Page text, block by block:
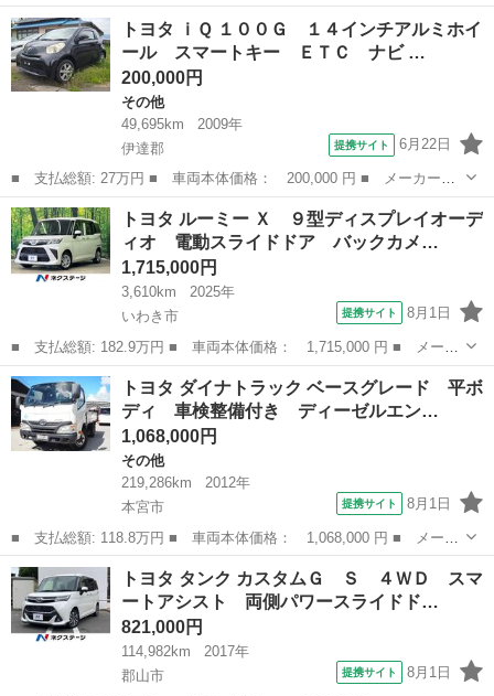
ー名： トヨタ ■ 車種名： アクア ■ グレード名： クロスオー
バー 純正ナビ バックカメラ フルセグＴＶ ビルトインＥＴＣ
Ｂｌｕｅ...
福島 郡山市 アクア
トヨタ ｉＱ １００Ｇ １４インチアルミホイ
ール スマートキー ＥＴＣ ナビ …
200,000円
その他
49,695km
2009年
伊達郡
提携サイト 6月22日
■ 支払総額: 27万円 ■ 車両本体価格： 200,000 円 ■ メーカー
名： トヨタ ■ 車種名： ｉＱ ■ グレード名： １００Ｇ １４
インチアルミホイール スマートキー ＥＴＣ ナビ ■ 排気量：
1000cc ...
福島 伊達郡 その他
トヨタ ルーミー Ｘ ９型ディスプレイオーデ
ィオ 電動スライドドア バックカメ…
1,715,000円
3,610km
2025年
いわき市
提携サイト 8月1日
■ 支払総額: 182.9万円 ■ 車両本体価格： 1,715,000 円 ■ メーカ
ー名： トヨタ ■ 車種名： ルーミー ■ グレード名： Ｘ ９型
ディスプレイオーディオ 電動スライドドア バックカメラ 衝突軽
減システ...
福島 いわき市 トヨタ
トヨタ ダイナトラック ベースグレード 平ボ
ディ 車検整備付き ディーゼルエン…
1,068,000円
その他
219,286km
2012年
本宮市
提携サイト 8月1日
■ 支払総額: 118.8万円 ■ 車両本体価格： 1,068,000 円 ■ メーカ
ー名： トヨタ ■ 車種名： ダイナトラック ■ グレード名： ベ
ースグレード 平ボディ 車検整備付き ディーゼルエンジン オー
トマ ナ...
福島 本宮市 その他
トヨタ タンク カスタムＧ Ｓ ４ＷＤ スマ
ートアシスト 両側パワースライドド…
821,000円
114,982km
2017年
郡山市
提携サイト 8月1日